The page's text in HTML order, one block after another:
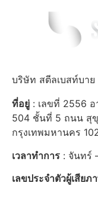
บริษัท สตีลเบสท์บา
ที่อยู่ : เลขที่ 2556
504 ชั้นที่ 5 ถนน สุขุ
กรุงเทพมหานคร
เวลาทำการ : จันทร์
เลขประจำตัวผู้เสียภ